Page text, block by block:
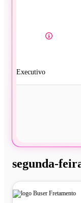
Executivo
segunda-